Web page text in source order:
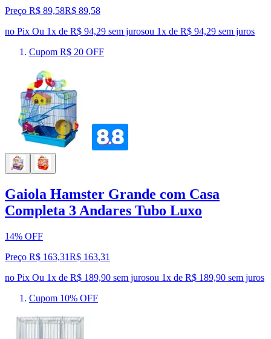
Preço R$ 89,58R$ 89,58
no Pix Ou 1x de R$ 94,29 sem jurosou 1x de R$ 94,29 sem juros
Cupom R$ 20 OFF
Gaiola Hamster Grande com Casa
Completa 3 Andares Tubo Luxo
14% OFF
Preço R$ 163,31R$ 163,31
no Pix Ou 1x de R$ 189,90 sem jurosou 1x de R$ 189,90 sem juros
Cupom 10% OFF